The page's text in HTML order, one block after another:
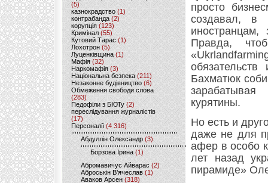
(5)
казнокрадство (1)
контрабанда (2)
корупція (123)
Кримінал (55)
Кутовий Тарас (1)
Лохотрон(5)
Луценківщина (1)
Мафія (32)
Наркомафія (3)
Національна безпека (211)
Незаконне будівництво(6)
Обмеження свободи слова
(283)
Педофіли з БЮТу (2)
переслідування журналістів
(17)
Персоналії (4 316)
Абдуллін Олександр (3)
Борзова Ірина(1)
Абромавичус Айварас (2)
Аброськін В’ячеслав(1)
Аваков Арсен (318)
просто
создавал, в
Правда,
Бахматюк
курятины.
Но есть и
даже не для
афер в особо
лет назад
пирамиде»